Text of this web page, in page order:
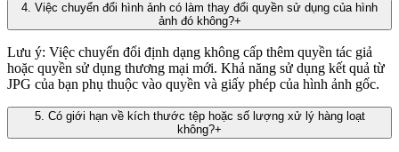
4. Việc chuyển đổi hình ảnh có làm thay đổi quyền sử dụng của hình
ảnh đó không?+
Lưu ý: Việc chuyển đổi định dạng không cấp thêm quyền tác giả
hoặc quyền sử dụng thương mại mới. Khả năng sử dụng kết quả từ
JPG của bạn phụ thuộc vào quyền và giấy phép của hình ảnh gốc.
5. Có giới hạn về kích thước tệp hoặc số lượng xử lý hàng loạt
không?+